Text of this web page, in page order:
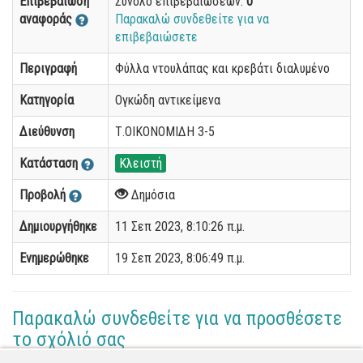
αναφοράς
Παρακαλώ συνδεθείτε για να
επιβεβαιώσετε
Περιγραφή Φύλλα ντουλάπας και κρεβάτι διαλυμένο
Κατηγορία Ογκώδη αντικείμενα
Διεύθυνση Τ.ΟΙΚΟΝΟΜΙΔΗ 3-5
Κατάσταση Κλειστή
Προβολή Δημόσια
Δημιουργήθηκε 11 Σεπ 2023, 8:10:26 π.μ.
Ενημερώθηκε 19 Σεπ 2023, 8:06:49 π.μ.
Παρακαλώ συνδεθείτε για να προσθέσετε
το σχόλιό σας